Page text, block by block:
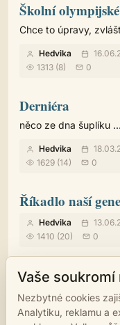
Školní
Chce to úpravy,
Hedvika
1313 (8)
0
Derniéra
něco ze dna šuplíku ...
Hedvika
1629 (14)
0
Říkadlo naší
Hedvika
1410 (20)
0
První cesta do
Hedvika
1299 (13)
0
Vaše soukromí
Nezbytné cookies
Analytiku, reklamu a